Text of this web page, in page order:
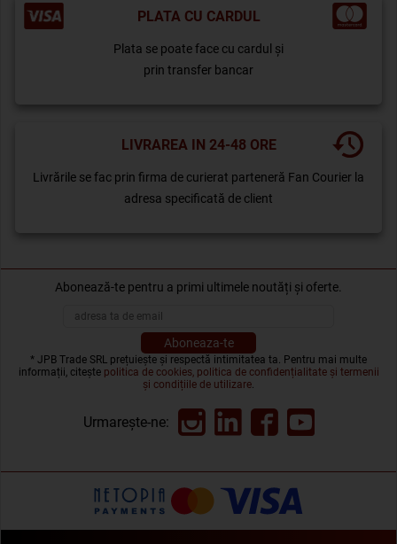
PLATA CU CARDUL
Plata se poate face cu cardul și
prin transfer bancar
LIVRAREA IN 24-48 ORE
Livrările se fac prin firma de curierat parteneră Fan Courier la
adresa specificată de client
Abonează-te pentru a primi ultimele noutăți și oferte.
* JPB Trade SRL prețuiește și respectă intimitatea ta. Pentru mai multe
informații, citește politica de cookies, politica de confidențialitate și termenii
și condițiile de utilizare.
Urmarește-ne: